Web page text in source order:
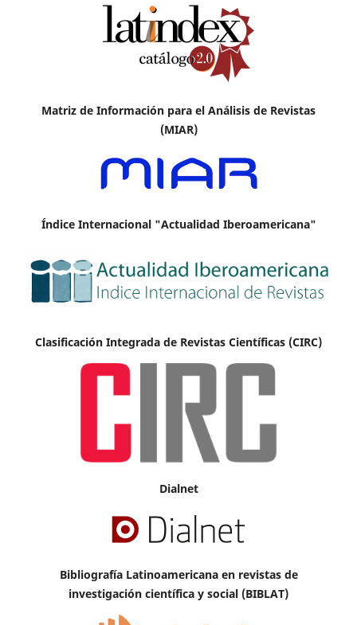
Matriz de Información para el Análisis de Revistas
(MIAR)
Índice Internacional "Actualidad Iberoamericana"
Clasificación Integrada de Revistas Científicas (CIRC)
Dialnet
Bibliografía Latinoamericana en revistas de
investigación científica y social (BIBLAT)